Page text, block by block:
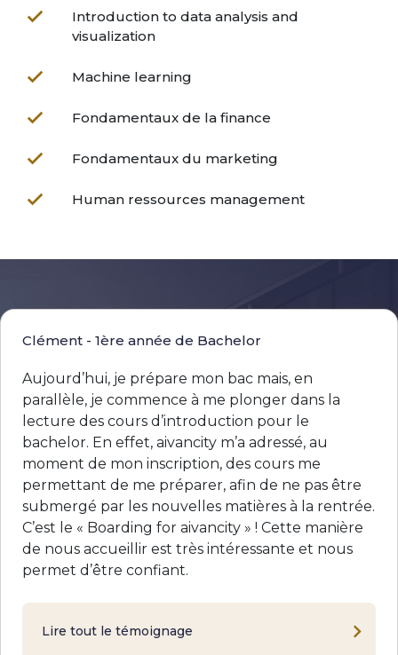
Introduction to data analysis and
visualization
Machine learning
Fondamentaux de la finance
Fondamentaux du marketing
Human ressources management
Clément - 1ère année de Bachelor
Aujourd’hui, je prépare mon bac mais, en
parallèle, je commence à me plonger dans la
lecture des cours d’introduction pour le
bachelor. En effet, aivancity m’a adressé, au
moment de mon inscription, des cours me
permettant de me préparer, afin de ne pas être
submergé par les nouvelles matières à la rentrée.
C’est le « Boarding for aivancity » ! Cette manière
de nous accueillir est très intéressante et nous
permet d’être confiant.
Lire tout le témoignage